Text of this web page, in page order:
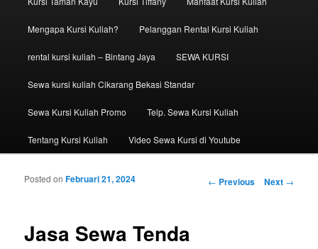
Mengapa Kursi Kuliah? Pelanggan Rental Kursi Kuliah
rental kursi kuliah – Bintang Jaya SEWA KURSI
Sewa kursi kuliah Cikarang Bekasi Standar
Sewa Kursi Kuliah Promo Telp. Sewa Kursi Kuliah
Tentang Kursi Kuliah Video Sewa Kursi di Youtube
Post navigation
← Previous Next →
Jasa Sewa Tenda
Posted onFebruari 21, 2024